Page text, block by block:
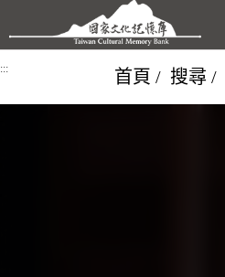
跳到主要內容區塊
::: 首頁 搜尋